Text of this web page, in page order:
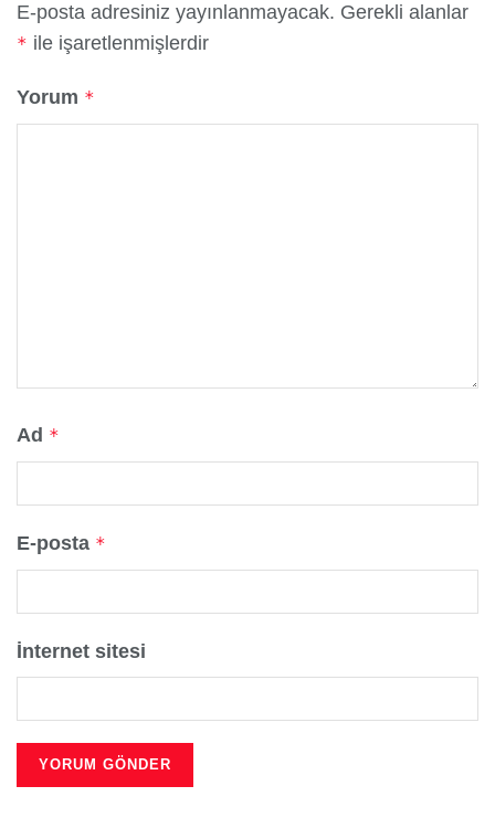
E-posta adresiniz yayınlanmayacak. Gerekli alanlar
* ile işaretlenmişlerdir
Yorum *
Ad *
E-posta *
İnternet sitesi